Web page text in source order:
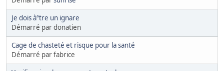
Je dois àªtre un ignare
Démarré par donatien
Cage de chasteté et risque pour la santé
Démarré par fabrice